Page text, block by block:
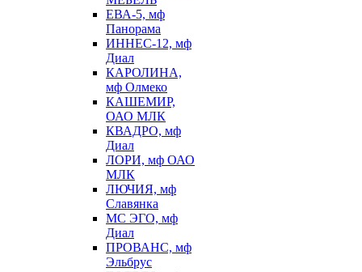
ЕВА-5, мф
Панорама
ИННЕС-12, мф
Диал
КАРОЛИНА,
мф Олмеко
КАШЕМИР,
ОАО МЛК
КВАДРО, мф
Диал
ЛОРИ, мф ОАО
МЛК
ЛЮЧИЯ, мф
Славянка
МС ЭГО, мф
Диал
ПРОВАНС, мф
Эльбрус